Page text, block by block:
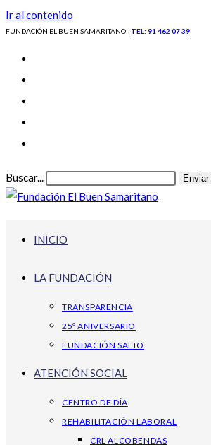
Ir al contenido
FUNDACIÓN EL BUEN SAMARITANO - TEL: 91 462 07 39
Buscar...
INICIO
LA FUNDACIÓN
TRANSPARENCIA
25º ANIVERSARIO
FUNDACIÓN SALTO
ATENCIÓN SOCIAL
CENTRO DE DÍA
REHABILITACIÓN LABORAL
CRL ALCOBENDAS